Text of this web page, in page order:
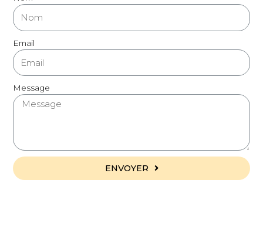
Email
Message
ENVOYER